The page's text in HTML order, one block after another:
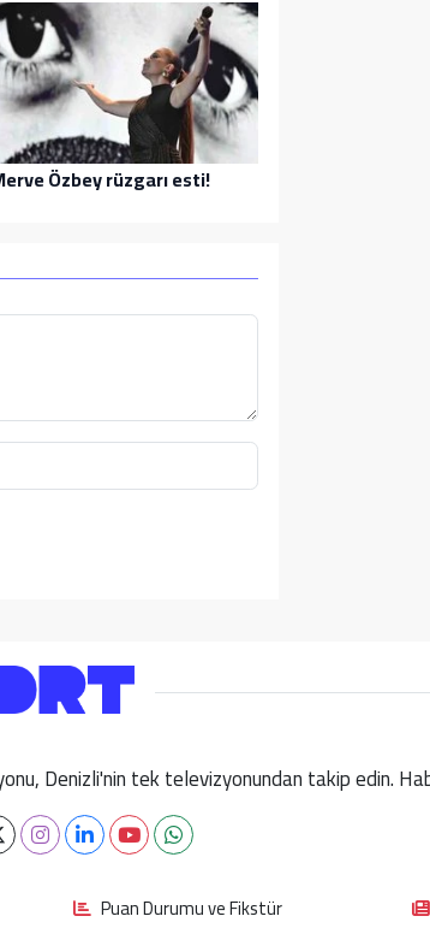
Özbey rüzgarı esti!
Denizli'nin tek televizyonundan takip edin.
Puan Durumu ve Fikstür